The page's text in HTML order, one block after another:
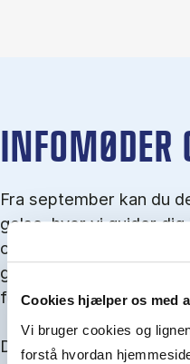
Cookies hjælper os med
Vi bruger cookies og
forstå hvordan
IN­FO­MØ­DER
Fra september kan du
gel­se, hvor vi gu­i­der
ces­sen, og for­tæl­ler
gangs­krav, og hvordan
for at blive optaget.
Du kan finde alle events